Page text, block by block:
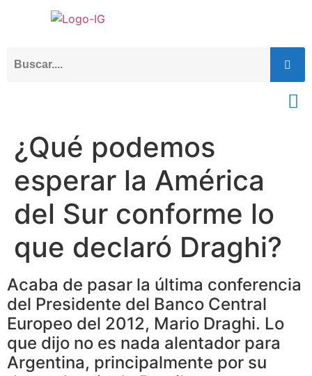
¿Qué podemos
esperar la América
del Sur conforme lo
que declaró Draghi?
Acaba de pasar la última conferencia
del Presidente del Banco Central
Europeo del 2012, Mario Draghi. Lo
que dijo no es nada alentador para
Argentina, principalmente por su